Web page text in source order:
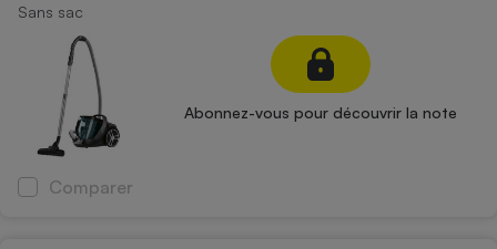
Sans sac
Abonnez-vous pour découvrir la note
Comparer